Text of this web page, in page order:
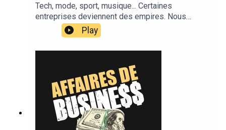
Tech, mode, sport, musique... Certaines
entreprises deviennent des empires. Nous
suivons leur actu.
Play